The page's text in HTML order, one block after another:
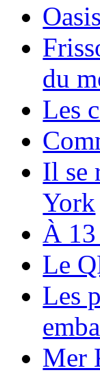
du
Les
Il se
York
À 13
Le
Les
Mer